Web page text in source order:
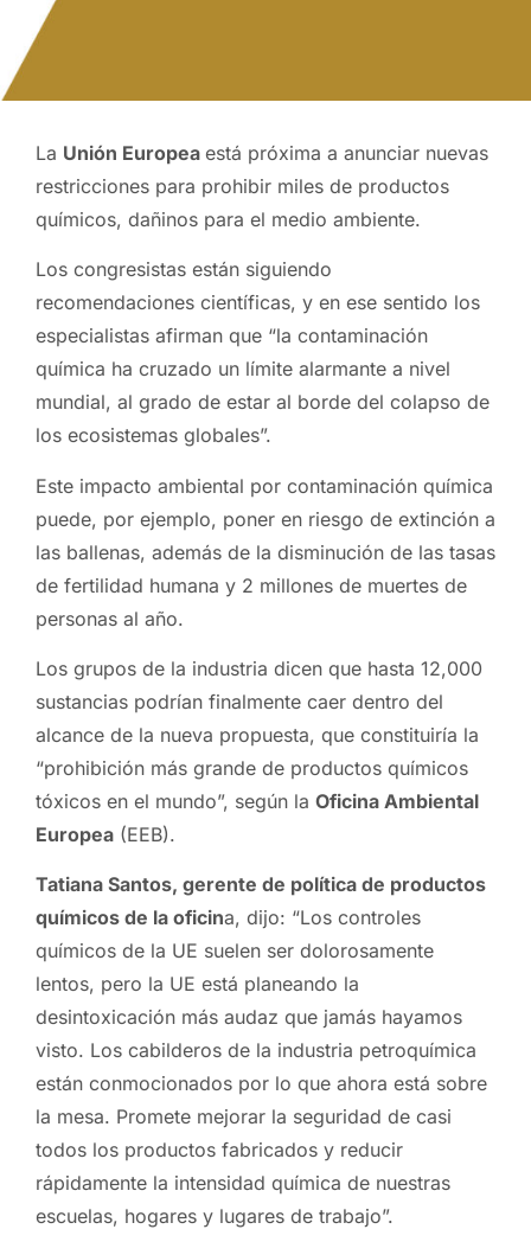
La Unión Europea está próxima a anunciar nuevas
restricciones para prohibir miles de productos
químicos, dañinos para el medio ambiente.
Los congresistas están siguiendo
recomendaciones científicas, y en ese sentido los
especialistas afirman que “la contaminación
química ha cruzado un límite alarmante a nivel
mundial, al grado de estar al borde del colapso de
los ecosistemas globales”.
Este impacto ambiental por contaminación química
puede, por ejemplo, poner en riesgo de extinción a
las ballenas, además de la disminución de las tasas
de fertilidad humana y 2 millones de muertes de
personas al año.
Los grupos de la industria dicen que hasta 12,000
sustancias podrían finalmente caer dentro del
alcance de la nueva propuesta, que constituiría la
“prohibición más grande de productos químicos
tóxicos en el mundo”, según la Oficina Ambiental
Europea (EEB).
Tatiana Santos, gerente de política de productos
químicos de la oficina, dijo: “Los controles
químicos de la UE suelen ser dolorosamente
lentos, pero la UE está planeando la
desintoxicación más audaz que jamás hayamos
visto. Los cabilderos de la industria petroquímica
están conmocionados por lo que ahora está sobre
la mesa. Promete mejorar la seguridad de casi
todos los productos fabricados y reducir
rápidamente la intensidad química de nuestras
escuelas, hogares y lugares de trabajo”.